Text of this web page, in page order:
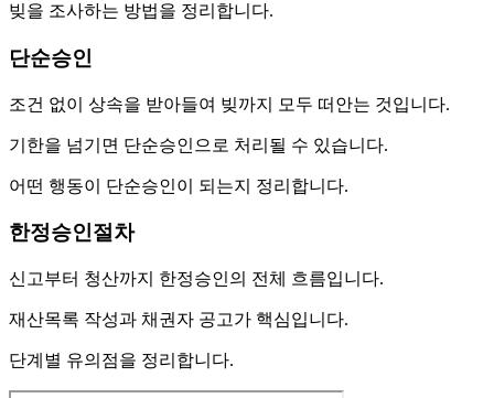
빚을 조사하는 방법을 정리합니다.
단순승인
조건 없이 상속을 받아들여 빚까지 모두 떠안는 것입니다.
기한을 넘기면 단순승인으로 처리될 수 있습니다.
어떤 행동이 단순승인이 되는지 정리합니다.
한정승인절차
신고부터 청산까지 한정승인의 전체 흐름입니다.
재산목록 작성과 채권자 공고가 핵심입니다.
단계별 유의점을 정리합니다.